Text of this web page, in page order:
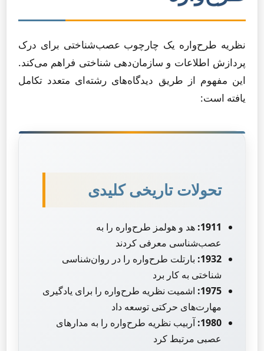
نظریه طرح‌واره یک چارچوب عصب‌شناختی برای درک
پردازش اطلاعات و سازمان‌دهی شناختی فراهم می‌کند.
این مفهوم از طریق دیدگاه‌های رشته‌ای متعدد تکامل
یافته است:
تحولات تاریخی کلیدی
1911: هد و هولمز طرح‌واره را به
عصب‌شناسی معرفی کردند
1932: بارتلت طرح‌واره را در روان‌شناسی
شناختی به کار برد
1975: اشمیت نظریه طرح‌واره را برای یادگیری
مهارت‌های حرکتی توسعه داد
1980: آربیب نظریه طرح‌واره را به مدارهای
عصبی مرتبط کرد